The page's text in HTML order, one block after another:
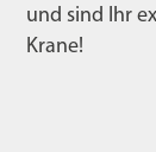
und sind Ihr
Krane!